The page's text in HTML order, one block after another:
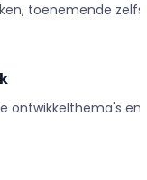
toenemende
ontwikkelthema's